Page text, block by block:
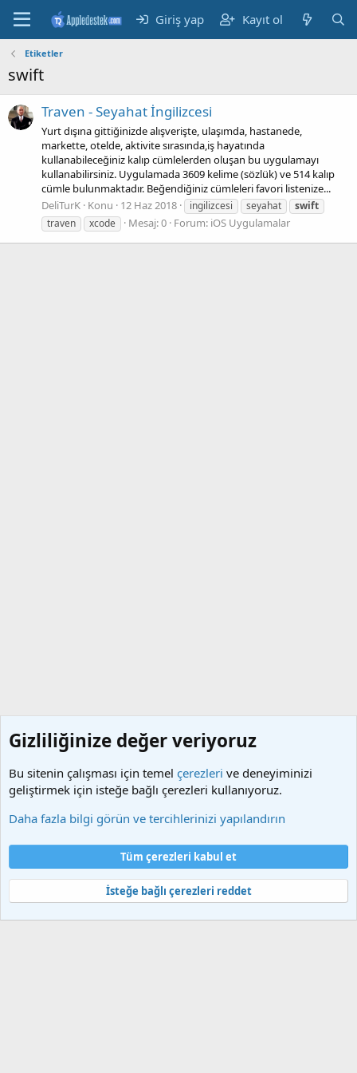
Giriş yap Kayıt ol
Etiketler
swift
Traven - Seyahat İngilizcesi
Yurt dışına gittiğinizde alışverişte, ulaşımda, hastanede,
markette, otelde, aktivite sırasında,iş hayatında
kullanabileceğiniz kalıp cümlelerden oluşan bu uygulamayı
kullanabilirsiniz. Uygulamada 3609 kelime (sözlük) ve 514 kalıp
cümle bulunmaktadır. Beğendiğiniz cümleleri favori listenize...
DeliTurK Konu 12 Haz 2018 ingilizcesi seyahat
swift
traven
xcode Mesaj: 0 Forum: iOS Uygulamalar
Şartlar ve kurallar
Gizlilik politikası
Yardım
Ana sayfa
S
S
Community platform by XenForo® © 2010-2025 XenForo Ltd.
Gizliliğinize değer veriyoruz
Bu sitenin çalışması için temel çerezleri ve deneyiminizi
geliştirmek için isteğe bağlı çerezleri kullanıyoruz.
Daha fazla bilgi görün ve tercihlerinizi yapılandırın
Tüm çerezleri kabul et
İsteğe bağlı çerezleri reddet